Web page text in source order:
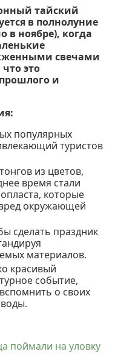
тайский
в полнолуние
в ноябре), когда
свечами
это
и
популярных
туристов
из цветов,
время стали
которые
окружающей
сделать праздник
материалов.
красивый
событие,
о своих
поймали на уловку